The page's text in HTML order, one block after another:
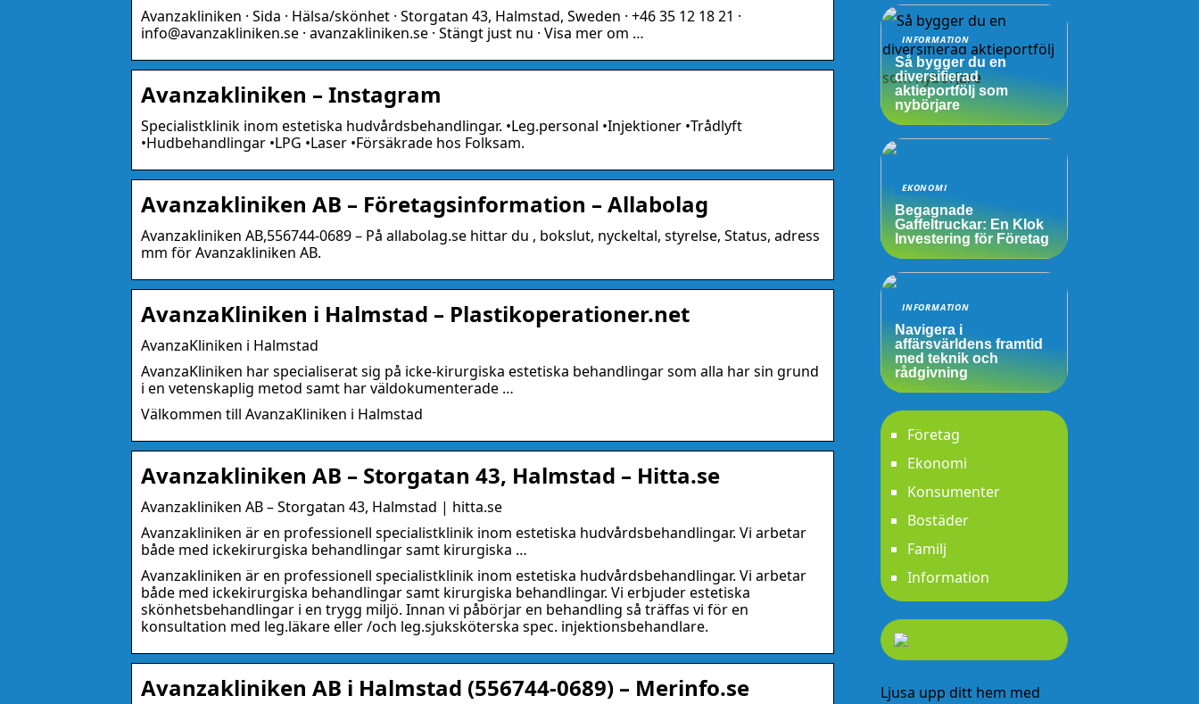
Avanzakliniken · Sida · Hälsa/skönhet · Storgatan 43, Halmstad, Sweden · +46 35 12 18 21 ·
info@avanzakliniken.se · avanzakliniken.se · Stängt just nu · Visa mer om …
Avanzakliniken – Instagram
Specialistklinik inom estetiska hudvårdsbehandlingar. •Leg.personal •Injektioner •Trådlyft
•Hudbehandlingar •LPG •Laser •Försäkrade hos Folksam.
Avanzakliniken AB – Företagsinformation – Allabolag
Avanzakliniken AB,556744-0689 – På allabolag.se hittar du , bokslut, nyckeltal, styrelse, Status, adress
mm för Avanzakliniken AB.
AvanzaKliniken i Halmstad – Plastikoperationer.net
AvanzaKliniken i Halmstad
AvanzaKliniken har specialiserat sig på icke-kirurgiska estetiska behandlingar som alla har sin grund
i en vetenskaplig metod samt har väldokumenterade …
Välkommen till AvanzaKliniken i Halmstad
Avanzakliniken AB – Storgatan 43, Halmstad – Hitta.se
Avanzakliniken AB – Storgatan 43, Halmstad | hitta.se
Avanzakliniken är en professionell specialistklinik inom estetiska hudvårdsbehandlingar. Vi arbetar
både med ickekirurgiska behandlingar samt kirurgiska …
Avanzakliniken är en professionell specialistklinik inom estetiska hudvårdsbehandlingar. Vi arbetar
både med ickekirurgiska behandlingar samt kirurgiska behandlingar. Vi erbjuder estetiska
skönhetsbehandlingar i en trygg miljö. Innan vi påbörjar en behandling så träffas vi för en
konsultation med leg.läkare eller /och leg.sjuksköterska spec. injektionsbehandlare.
Avanzakliniken AB i Halmstad (556744-0689) – Merinfo.se
INFORMATION
Så bygger du en
diversifierad
aktieportfölj som
nybörjare
EKONOMI
Begagnade
Gaffeltruckar: En Klok
Investering för Företag
INFORMATION
Navigera i
affärsvärldens framtid
med teknik och
rådgivning
Företag
Ekonomi
Konsumenter
Bostäder
Familj
Information
Ljusa upp ditt hem med